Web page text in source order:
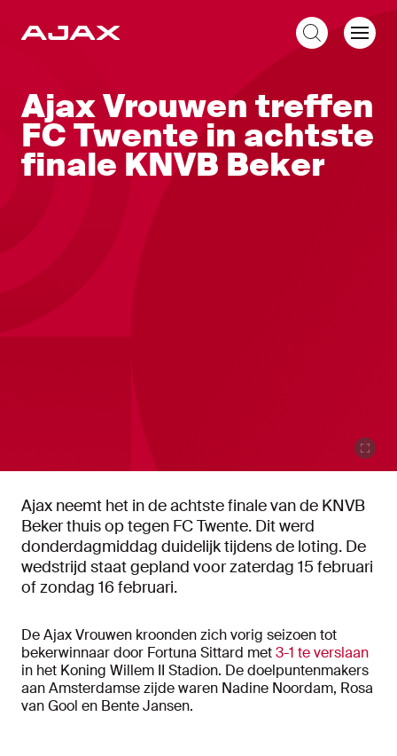
Ajax Vrouwen treffen
FC Twente in achtste
finale KNVB Beker
Ajax neemt het in de achtste finale van de KNVB
Beker thuis op tegen FC Twente. Dit werd
donderdagmiddag duidelijk tijdens de loting. De
wedstrijd staat gepland voor zaterdag 15 februari
of zondag 16 februari.
De Ajax Vrouwen kroonden zich vorig seizoen tot
bekerwinnaar door Fortuna Sittard met3-1 te verslaan
in het Koning Willem II Stadion. De doelpuntenmakers
aan Amsterdamse zijde waren Nadine Noordam, Rosa
van Gool en Bente Jansen.